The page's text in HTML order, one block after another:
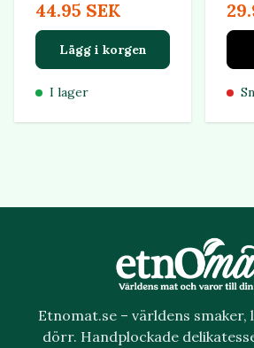
44.95 SEK
Lägg i korgen
I lager
Etnomat.se – världens
dörr. Handplockade